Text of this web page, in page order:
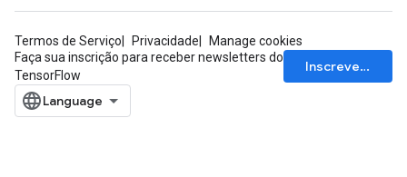
Termos de Serviço Privacidade
Manage cookies
Faça sua inscrição para receber newsletters do
TensorFlow
Inscrever-se